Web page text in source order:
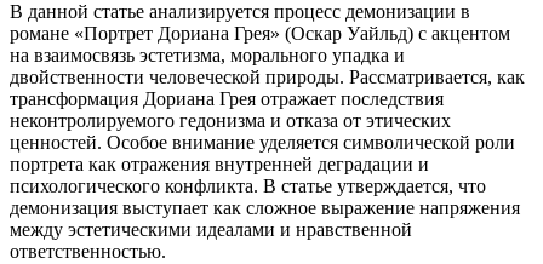
В данной статье анализируется процесс демонизации в
романе «Портрет Дориана Грея» (Оскар Уайльд) с акцентом
на взаимосвязь эстетизма, морального упадка и
двойственности человеческой природы. Рассматривается, как
трансформация Дориана Грея отражает последствия
неконтролируемого гедонизма и отказа от этических
ценностей. Особое внимание уделяется символической роли
портрета как отражения внутренней деградации и
психологического конфликта. В статье утверждается, что
демонизация выступает как сложное выражение напряжения
между эстетическими идеалами и нравственной
ответственностью.